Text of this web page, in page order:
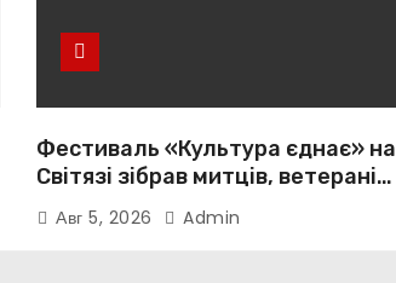
Фестиваль «Культура єднає» на
Світязі зібрав митців, ветеранів і
громади з усієї України
Авг 5, 2026 Admin